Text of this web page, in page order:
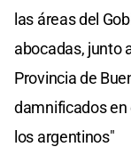
las áreas del
abocadas, junto
Provincia de
damnificados
los argentinos"